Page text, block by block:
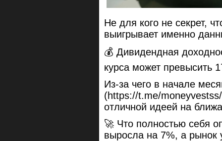
Не для кого не секрет,
выигрывает именно
💰 Дивидендная
курса может превысить
Из-за чего в начале
(https://t.me/
отличной идеей на
🚀 Что полностью себя
выросла на 7%, а рынок